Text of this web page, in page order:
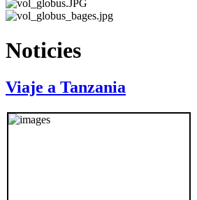
Noticies
Viaje a Tanzania